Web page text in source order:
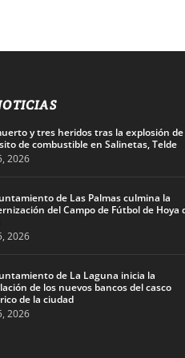
y tres heridos tras la explosión
de combustible en Salinetas, Telde
2026
de Las Palmas culmina la
del Campo de Fútbol de Hoya
2026
de La Laguna inicia la
de los nuevos bancos del casco
de la ciudad
2026